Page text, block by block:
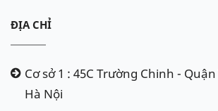
ẮC QUY VARTA 60044 - DIN100 (12V
ĐỊA CHỈ
Cơ sở 1 : 45C Trường Chinh -
Hà Nội